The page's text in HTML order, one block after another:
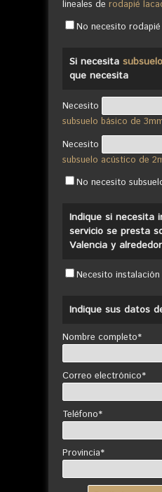
lineales de rodapié
No necesito rodapié
Si necesita subsuelo
que necesita
Necesito
subsuelo básico de
Necesito
subsuelo acústico de
No necesito
Indique si necesita
servicio se presta
Valencia y
Necesito instalación
Indique sus datos
Nombre completo*
Correo electrónico*
Teléfono*
Provincia*